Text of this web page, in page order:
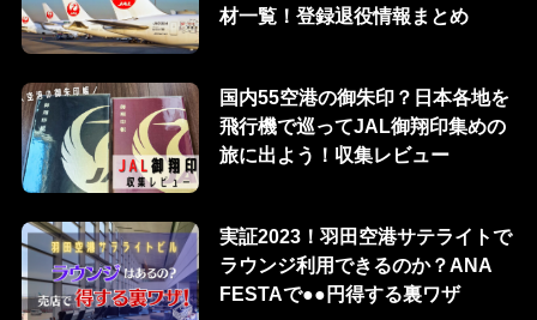
材一覧！登録退役情報まとめ
国内55空港の御朱印？日本各地を
飛行機で巡ってJAL御翔印集めの
旅に出よう！収集レビュー
実証2023！羽田空港サテライトで
ラウンジ利用できるのか？ANA
FESTAで●●円得する裏ワザ